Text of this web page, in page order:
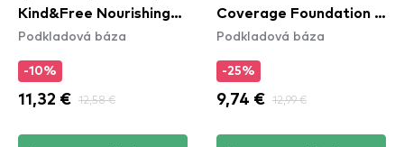
Kind&Free Nourishing
Skin Tint - 400 Natural
Podkladová báza
-10%
11,32 € 12,58 €
Coverage Foundation -
F3
Podkladová báza
-25%
9,74 € 12,99 €